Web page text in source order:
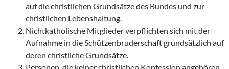
auf die christlichen Grundsätze des Bundes und zur
christlichen Lebenshaltung.
Nichtkatholische Mitglieder verpflichten sich mit der
Aufnahme in die Schützenbruderschaft grundsätzlich auf
deren christliche Grundsätze.